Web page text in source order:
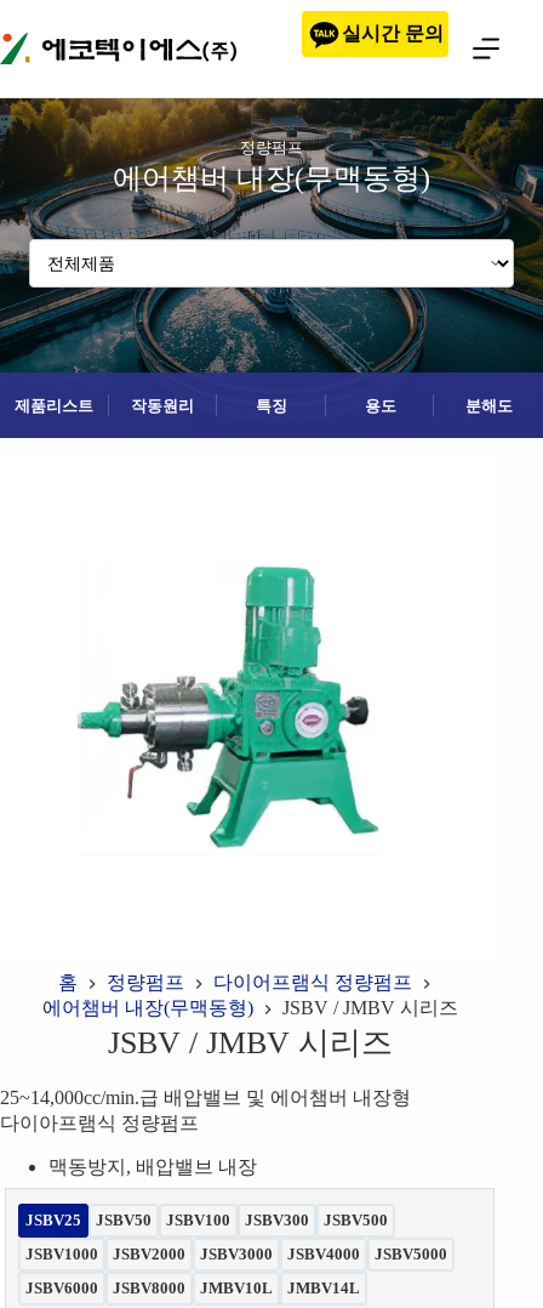
건너뛰기
실시간 문의
정량펌프
에어챔버 내장(무맥동형)
제품리스트 작동원리 특징 용도 분해도
홈 정량펌프
다이어프램식 정량펌프
에어챔버 내장(무맥동형)
JSBV / JMBV 시리즈
JSBV / JMBV 시리즈
25~14,000cc/min.급 배압밸브 및 에어챔버 내장형
다이아프램식 정량펌프
맥동방지, 배압밸브 내장
JSBV25 JSBV50 JSBV100 JSBV300
JSBV500
JSBV1000
JSBV2000 JSBV3000 JSBV4000
JSBV5000
JSBV6000
JSBV8000 JMBV10L JMBV14L